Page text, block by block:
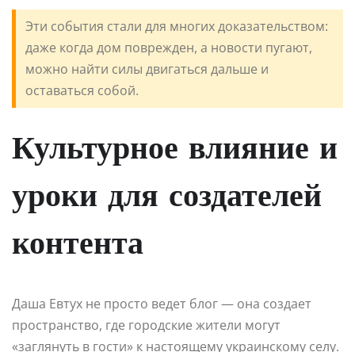
Эти события стали для многих доказательством:
даже когда дом поврежден, а новости пугают,
можно найти силы двигаться дальше и
оставаться собой.
Культурное влияние и
уроки для создателей
контента
Даша Евтух не просто ведет блог — она создает
пространство, где городские жители могут
«заглянуть в гости» к настоящему украинскому селу.